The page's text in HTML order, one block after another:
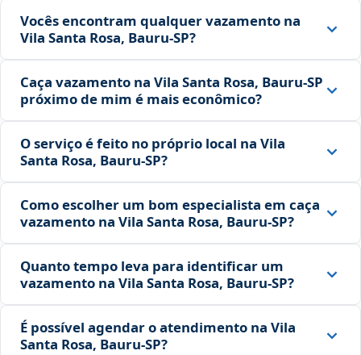
Vocês encontram qualquer vazamento na
Vila Santa Rosa, Bauru‑SP?
Caça vazamento na Vila Santa Rosa, Bauru‑SP
próximo de mim é mais econômico?
O serviço é feito no próprio local na Vila
Santa Rosa, Bauru‑SP?
Como escolher um bom especialista em caça
vazamento na Vila Santa Rosa, Bauru‑SP?
Quanto tempo leva para identificar um
vazamento na Vila Santa Rosa, Bauru‑SP?
É possível agendar o atendimento na Vila
Santa Rosa, Bauru‑SP?